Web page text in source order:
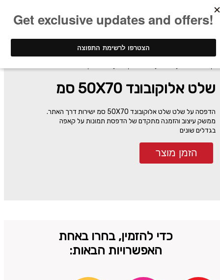
שלט אלוקובונד 50X70 סמ
הדפסה על שלט שלט אלוקובונד 50X70 סמ ישירות דרך האתר.
ממשק עיצוב והזמנה מתקדם של הדפסת תמונות על קאפה
בגדלים שונים
הזמן מוצר
כדי להזמין, בחרו באחת
האפשרויות הבאות: